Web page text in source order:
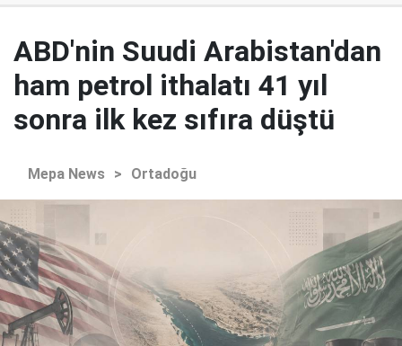
ABD'nin Suudi Arabistan'dan
ham petrol ithalatı 41 yıl
sonra ilk kez sıfıra düştü
Mepa News > Ortadoğu